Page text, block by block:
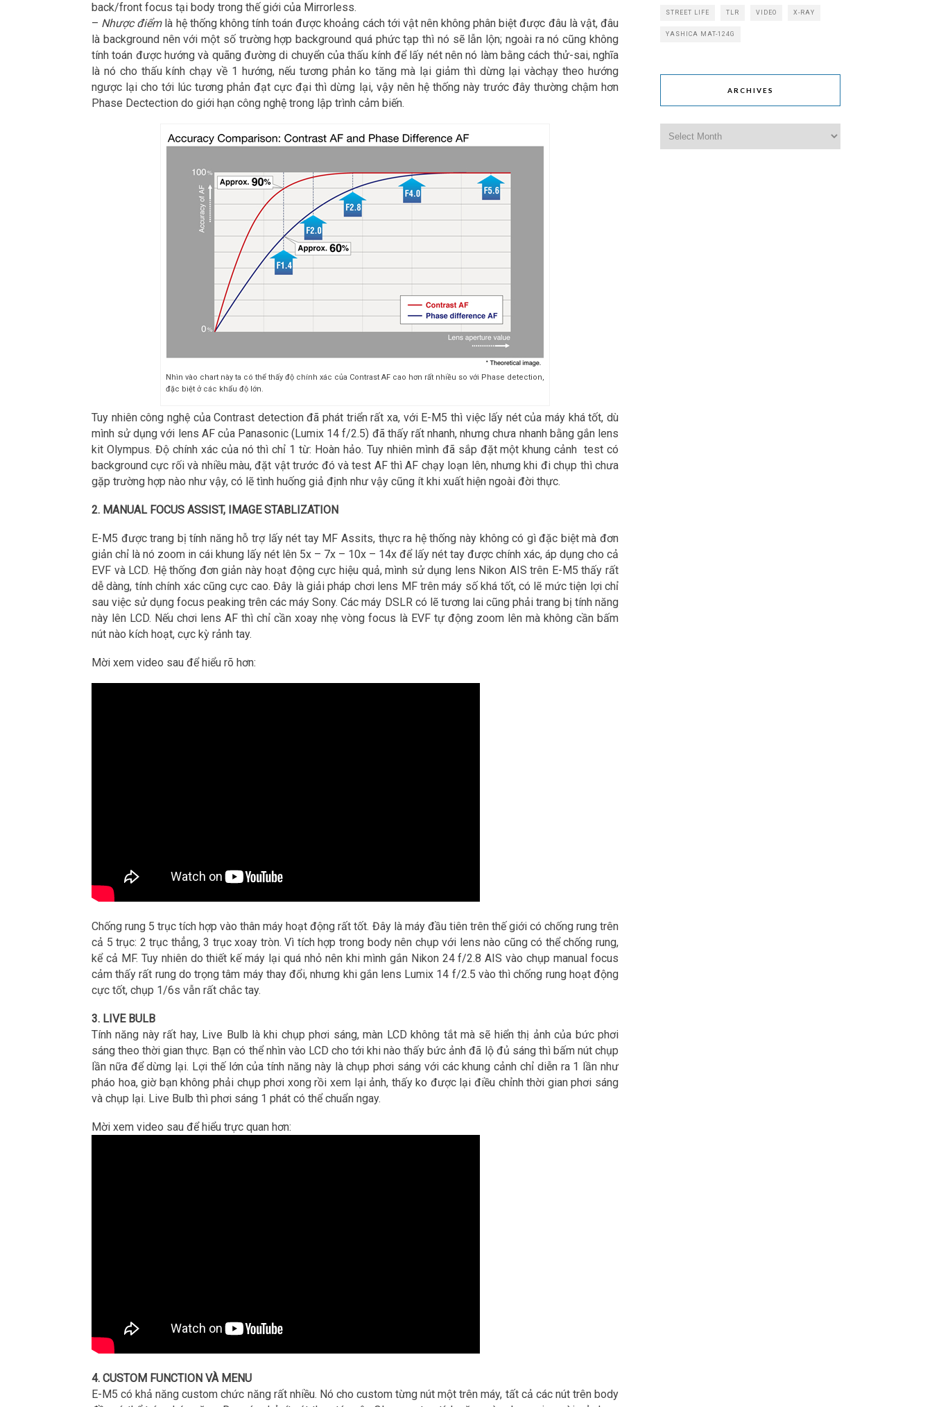
back/front focus tại body trong thế giới của Mirrorless.
– Nhược điểmlà hệ thống không tính toán được khoảng cách tới vật nên không phân biệt được đâu là vật, đâu
là background nên với một số trường hợp background quá phức tạp thì nó sẽ lẫn lộn; ngoài ra nó cũng không
tính toán được hướng và quãng đường di chuyển của thấu kính để lấy nét nên nó làm bằng cách thử-sai, nghĩa
là nó cho thấu kính chạy về 1 hướng, nếu tương phản ko tăng mà lại giảm thì dừng lại vàchạy theo hướng
ngược lại cho tới lúc tương phản đạt cực đại thì dừng lại, vậy nên hệ thống này trước đây thường chậm hơn
Phase Dectection do giới hạn công nghệ trong lập trình cảm biến.
Nhìn vào chart này ta có thể thấy độ chính xác của Contrast AF cao hơn rất nhiều so với Phase detection,
đặc biệt ở các khẩu độ lớn.
Tuy nhiên công nghệ của Contrast detection đã phát triển rất xa, với E-M5 thì việc lấy nét của máy khá tốt, dù
mình sử dụng với lens AF của Panasonic (Lumix 14 f/2.5) đã thấy rất nhanh, nhưng chưa nhanh bằng gắn lens
kit Olympus. Độ chính xác của nó thì chỉ 1 từ: Hoàn hảo. Tuy nhiên mình đã sắp đặt một khung cảnh test có
background cực rối và nhiều màu, đặt vật trước đó và test AF thì AF chạy loạn lên, nhưng khi đi chụp thì chưa
gặp trường hợp nào như vậy, có lẽ tình huống giả định như vậy cũng ít khi xuất hiện ngoài đời thực.
2. MANUAL FOCUS ASSIST, IMAGE STABLIZATION
E-M5 được trang bị tính năng hỗ trợ lấy nét tay MF Assits, thực ra hệ thống này không có gì đặc biệt mà đơn
giản chỉ là nó zoom in cái khung lấy nét lên 5x – 7x – 10x – 14x để lấy nét tay được chính xác, áp dụng cho cả
EVF và LCD. Hệ thống đơn giản này hoạt động cực hiệu quả, mình sử dụng lens Nikon AIS trên E-M5 thấy rất
dễ dàng, tính chính xác cũng cực cao. Đây là giải pháp chơi lens MF trên máy số khá tốt, có lẽ mức tiện lợi chỉ
sau việc sử dụng focus peaking trên các máy Sony. Các máy DSLR có lẽ tương lai cũng phải trang bị tính năng
này lên LCD. Nếu chơi lens AF thì chỉ cần xoay nhẹ vòng focus là EVF tự động zoom lên mà không cần bấm
nút nào kích hoạt, cực kỳ rảnh tay.
Mời xem video sau để hiểu rõ hơn:
Chống rung 5 trục tích hợp vào thân máy hoạt động rất tốt. Đây là máy đầu tiên trên thế giới có chống rung trên
cả 5 trục: 2 trục thẳng, 3 trục xoay tròn. Vì tích hợp trong body nên chụp với lens nào cũng có thể chống rung,
kể cả MF. Tuy nhiên do thiết kế máy lại quá nhỏ nên khi mình gắn Nikon 24 f/2.8 AIS vào chụp manual focus
cảm thấy rất rung do trọng tâm máy thay đổi, nhưng khi gắn lens Lumix 14 f/2.5 vào thì chống rung hoạt động
cực tốt, chụp 1/6s vẫn rất chắc tay.
3. LIVE BULB
Tính năng này rất hay, Live Bulb là khi chụp phơi sáng, màn LCD không tắt mà sẽ hiển thị ảnh của bức phơi
sáng theo thời gian thực. Bạn có thể nhìn vào LCD cho tới khi nào thấy bức ảnh đã lộ đủ sáng thì bấm nút chụp
lần nữa để dừng lại. Lợi thế lớn của tính năng này là chụp phơi sáng với các khung cảnh chỉ diễn ra 1 lần như
pháo hoa, giờ bạn không phải chụp phơi xong rồi xem lại ảnh, thấy ko được lại điều chỉnh thời gian phơi sáng
và chụp lại. Live Bulb thì phơi sáng 1 phát có thể chuẩn ngay.
Mời xem video sau để hiểu trực quan hơn:
4. CUSTOM FUNCTION VÀ MENU
E-M5 có khả năng custom chức năng rất nhiều. Nó cho custom từng nút một trên máy, tất cả các nút trên body
STREET LIFE TLR VIDEO X-RAY
YASHICA MAT-124G
ARCHIVES